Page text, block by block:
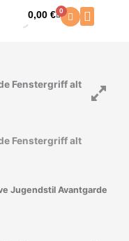
0,00€ 0
Warenkorb
Jugendstil Avantgarde